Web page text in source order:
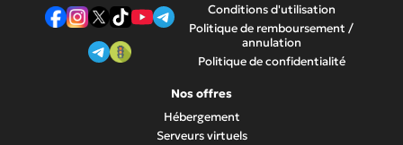
Conditions d'utilisation
Politique de remboursement /
annulation
Politique de confidentialité
Nos offres
Hébergement
Serveurs virtuels